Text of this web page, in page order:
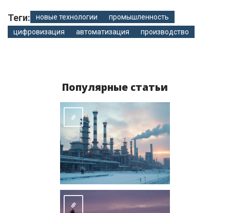
Теги: новые технологии
промышленность
цифровизация
автоматизация производство
Популярные статьи